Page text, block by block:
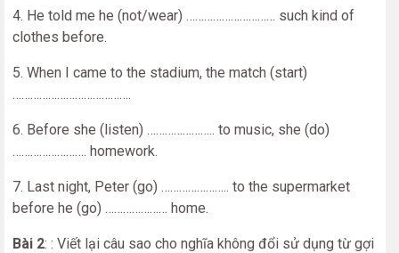
4. He told me he (not/wear) ………………………… such kind of
clothes before.
5. When I came to the stadium, the match (start)
………………………………….
6. Before she (listen) ………………….. to music, she (do)
……………………. homework.
7. Last night, Peter (go) ………………….. to the supermarket
before he (go) ………………… home.
Bài 2: : Viết lại câu sao cho nghĩa không đổi sử dụng từ gợi